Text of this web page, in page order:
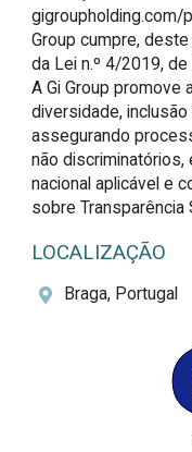
gigroupholding.com/
Group cumpre,
da Lei n.º 4/2019,
A Gi Group promove
diversidade,
assegurando
não
nacional aplicável e
sobre Transparência
LOCALIZAÇÃO
Braga, Portugal